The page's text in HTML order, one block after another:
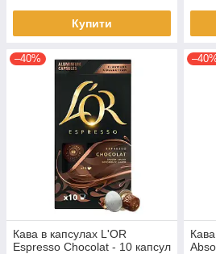
Купити
–40%
Кава в капсулах L'OR
Espresso Chocolat - 10 капсул